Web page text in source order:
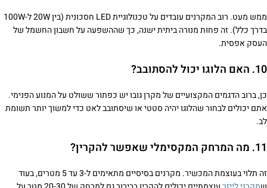
ממש מעט. רוב המקרנים עובדים על טכנולוגיית LED חסכונית (בין 20W ל-100W
בדרך כלל). זה פחות מנורה ביתית ישנה, כך שההשפעה על חשבון החשמל של
העסק אפסית.
10. האם הלוגו יכול להסתובב?
כן, ברוב הדגמים המקצועיים של מקרן גובו יש כפתור ששולט על המנוע הפנימי.
אתם יכולים לבחור שהלוגו יהיה סטטי או שיסתובב לאט כדי למשוך יותר תשומת
לב.
11. מה המרחק המקסימלי שאפשר להקרין?
זה תלוי בעוצמת המכשיר. מקרנים בסיסיים מתאימים ל-3 עד 5 מטרים, בעוד